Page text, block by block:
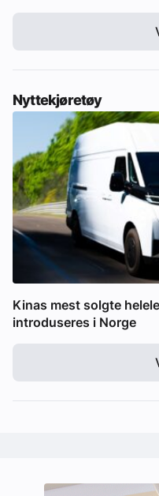
Nyttekjøretøy
Kinas mest solgte
introduseres i Norge